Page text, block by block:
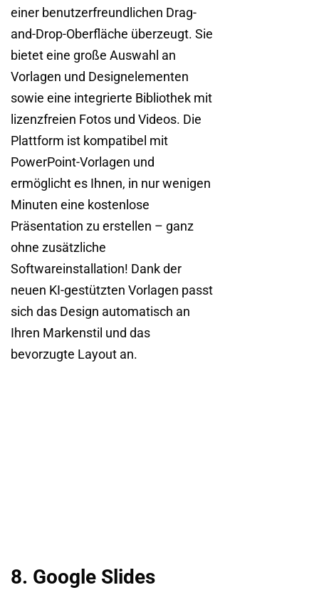
einer benutzerfreundlichen Drag-
and-Drop-Oberfläche überzeugt. Sie
bietet eine große Auswahl an
Vorlagen und Designelementen
sowie eine integrierte Bibliothek mit
lizenzfreien Fotos und Videos. Die
Plattform ist kompatibel mit
PowerPoint-Vorlagen und
ermöglicht es Ihnen, in nur wenigen
Minuten eine kostenlose
Präsentation zu erstellen – ganz
ohne zusätzliche
Softwareinstallation! Dank der
neuen KI-gestützten Vorlagen passt
sich das Design automatisch an
Ihren Markenstil und das
bevorzugte Layout an.
8. Google Slides